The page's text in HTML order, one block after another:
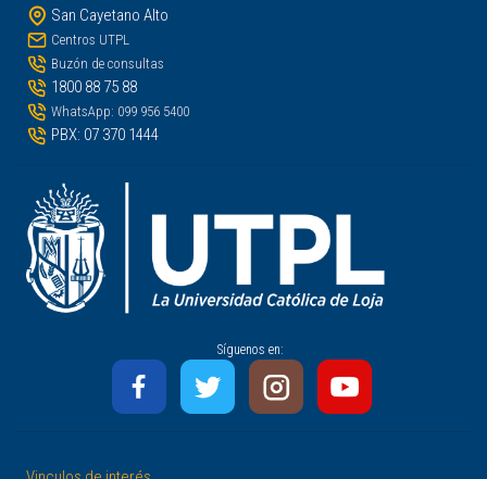
San Cayetano Alto
Centros UTPL
Buzón de consultas
1800 88 75 88
WhatsApp: 099 956 5400
PBX: 07 370 1444
Síguenos en: